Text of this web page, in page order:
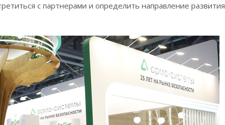
с партнерами и определить направление развития